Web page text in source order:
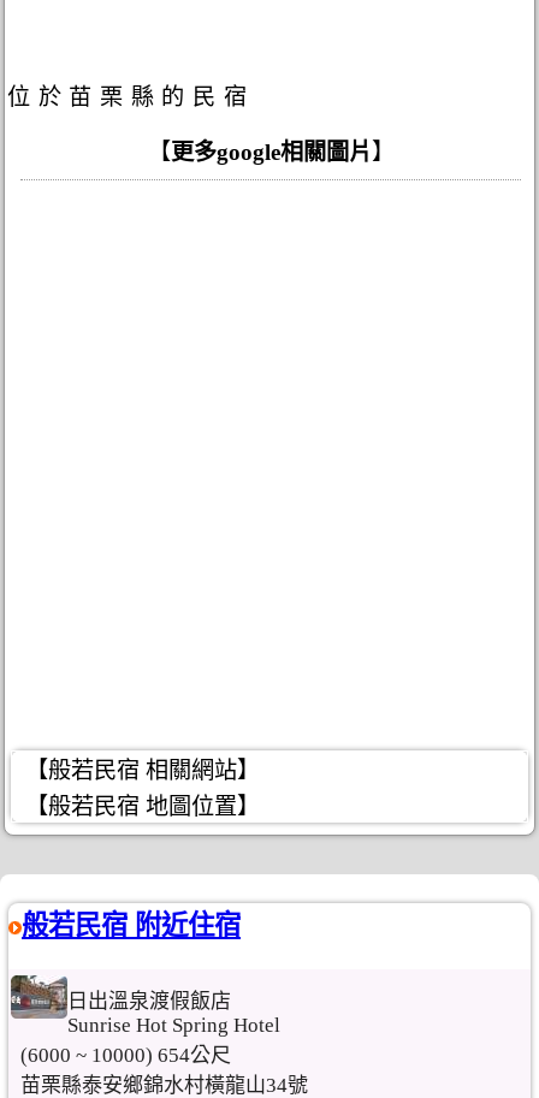
位於苗栗縣的民宿
【更多google相關圖片 】
【般若民宿 相關網站】
【般若民宿 地圖位置】
般若民宿 附近住宿
日出溫泉渡假飯店
Sunrise Hot Spring Hotel
(6000 ~ 10000) 654公尺
苗栗縣泰安鄉錦水村橫龍山34號